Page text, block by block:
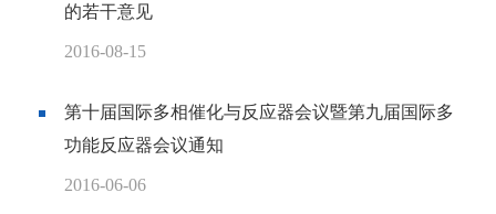
的若干意见
2016-08-15
第十届国际多相催化与反应器会议暨第九届国际多
功能反应器会议通知
2016-06-06